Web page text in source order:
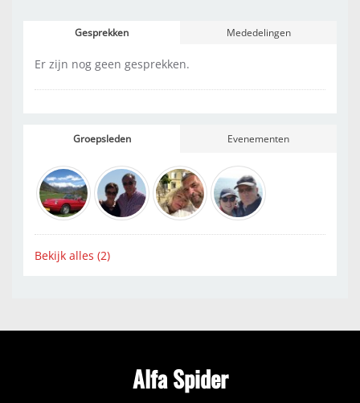
Gesprekken Mededelingen
Er zijn nog geen gesprekken.
Groepsleden Evenementen
Bekijk alles (2)
Alfa Spider